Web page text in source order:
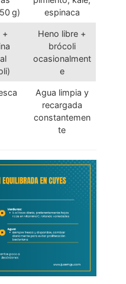
g)
espinaca
+
Heno libre +
brócoli
ocasionalment
e
Agua limpia y
recargada
constantemen
te